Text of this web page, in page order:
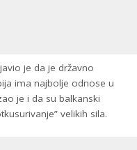
je da je državno
ima najbolje odnose u
je i da su balkanski
velikih sila.